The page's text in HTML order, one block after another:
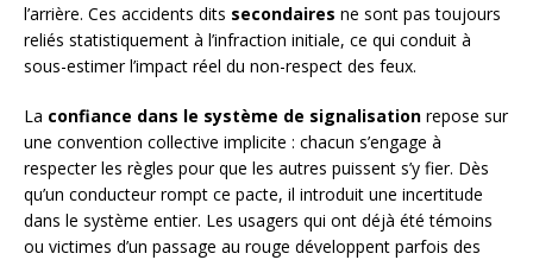
l’arrière. Ces accidents dits secondaires ne sont pas toujours
reliés statistiquement à l’infraction initiale, ce qui conduit à
sous-estimer l’impact réel du non-respect des feux.
La confiance dans le système de signalisation repose sur
une convention collective implicite : chacun s’engage à
respecter les règles pour que les autres puissent s’y fier. Dès
qu’un conducteur rompt ce pacte, il introduit une incertitude
dans le système entier. Les usagers qui ont déjà été témoins
ou victimes d’un passage au rouge développent parfois des